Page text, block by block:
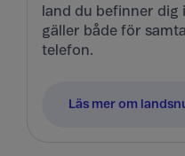
land du befinner dig
gäller både för
telefon.
Läs mer om